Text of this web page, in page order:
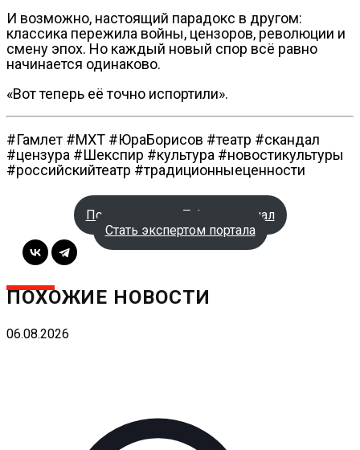
И возможно, настоящий парадокс в другом:
классика пережила войны, цензоров, революции и
смену эпох. Но каждый новый спор всё равно
начинается одинаково.
«Вот теперь её точно испортили».
#Гамлет #МХТ #ЮраБорисов #театр #скандал
#цензура #Шекспир #культура #новостикультуры
#российскийтеатр #традиционныеценности
Подписаться на Telegram-канал
Стать экспертом портала
ПОХОЖИЕ НОВОСТИ
06.08.2026